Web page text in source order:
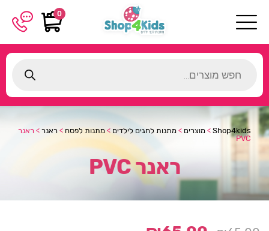
0
search
Shop4kids
> מוצרים > מתנות לחגים לילדים > מתנות לפסח > ראנר > ראנר
PVC
ראנר PVC